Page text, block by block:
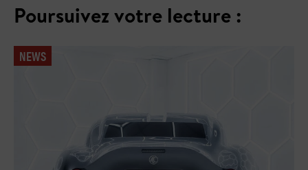
Poursuivez votre lecture :
NEWS